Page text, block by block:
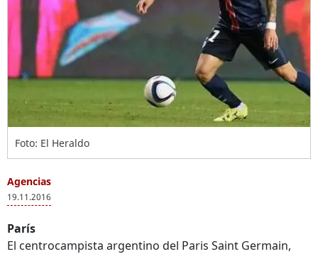
Foto: El Heraldo
Agencias
19.11.2016
París
El centrocampista argentino del Paris Saint Germain,